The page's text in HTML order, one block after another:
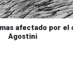
afectado por
Agostini